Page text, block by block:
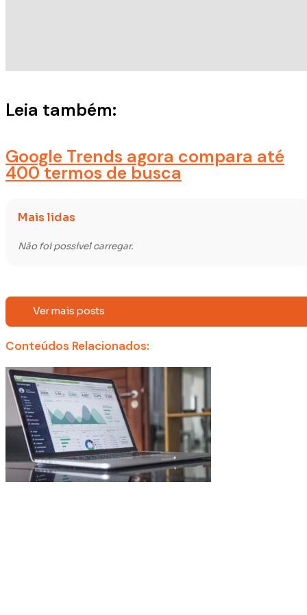
Leia também:
Google Trends agora compara até
400 termos de busca
Mais lidas
Não foi possível carregar.
Ver mais posts
Conteúdos Relacionados: